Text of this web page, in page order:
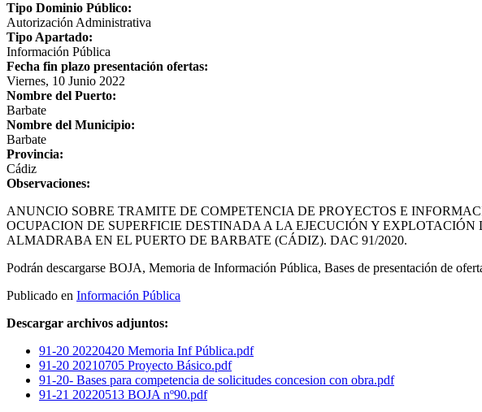
Tipo Dominio Público:
Autorización Administrativa
Tipo Apartado:
Información Pública
Fecha fin plazo presentación ofertas:
Viernes, 10 Junio 2022
Nombre del Puerto:
Barbate
Nombre del Municipio:
Barbate
Provincia:
Cádiz
Observaciones:
ANUNCIO SOBRE TRAMITE DE COMPETENCIA DE PROYECTOS E
OCUPACION DE SUPERFICIE DESTINADA A LA EJECUCIÓN Y
ALMADRABA EN EL PUERTO DE BARBATE (CÁDIZ). DAC 91/2020.
Podrán descargarse BOJA, Memoria de Información Pública, Bases de presentación de
Publicado en Información Pública
Descargar archivos adjuntos:
91-20 20220420 Memoria Inf Pública.pdf
91-20 20210705 Proyecto Básico.pdf
91-20- Bases para competencia de solicitudes concesion con obra.pdf
91-21 20220513 BOJA nº90.pdf